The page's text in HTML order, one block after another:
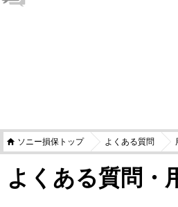
ソニー損保トップ よくある質問
よくある質問・